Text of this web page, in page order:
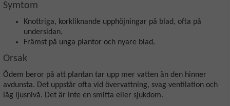
Symtom
Knottriga, korkliknande upphöjningar på blad, ofta på
undersidan.
Främst på unga plantor och nyare blad.
Orsak
Ödem beror på att plantan tar upp mer vatten än den hinner
avdunsta. Det uppstår ofta vid övervattning, svag ventilation och
låg ljusnivå. Det är inte en smitta eller sjukdom.